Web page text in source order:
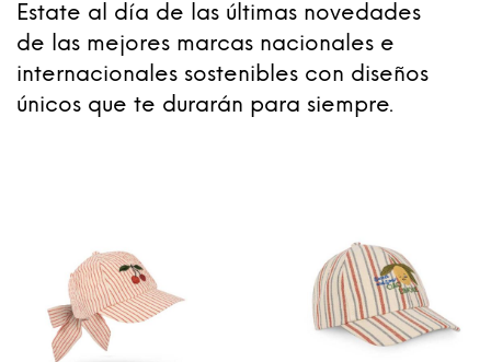
Estate al día de las últimas novedades
de las mejores marcas nacionales e
internacionales sostenibles con diseños
únicos que te durarán para siempre.